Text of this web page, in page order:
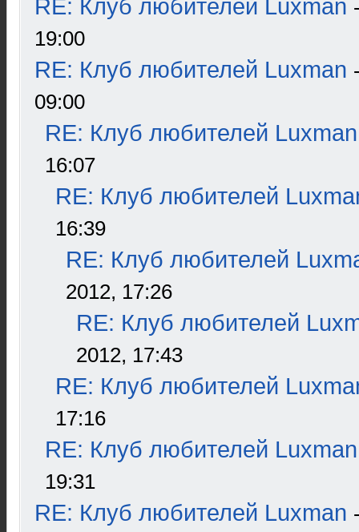
RE: Клуб любителей Luxman
19:00
RE: Клуб любителей Luxman
09:00
RE: Клуб любителей Luxman
16:07
RE: Клуб любителей
16:39
RE: Клуб любителей
2012, 17:26
RE: Клуб любителей
2012, 17:43
RE: Клуб любителей
17:16
RE: Клуб любителей Luxman
19:31
RE: Клуб любителей Luxman